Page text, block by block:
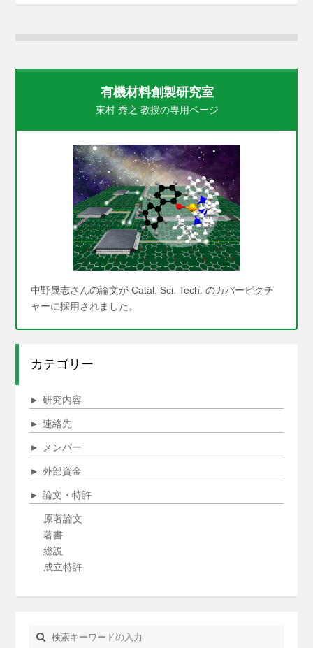
有機材料創製研究室
東村 秀之 教授の専用ページ
中野晟志さんの論文が Catal. Sci. Tech. のカバーピクチ
ャーに採用されました。
カテゴリー
► 研究内容
► 連絡先
► メンバー
► 外部資金
► 論文・特許
原著論文
著書
総説
成立特許